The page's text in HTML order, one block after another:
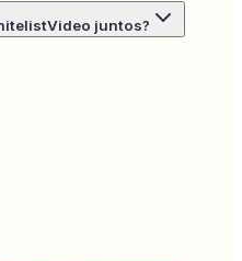
juntos?